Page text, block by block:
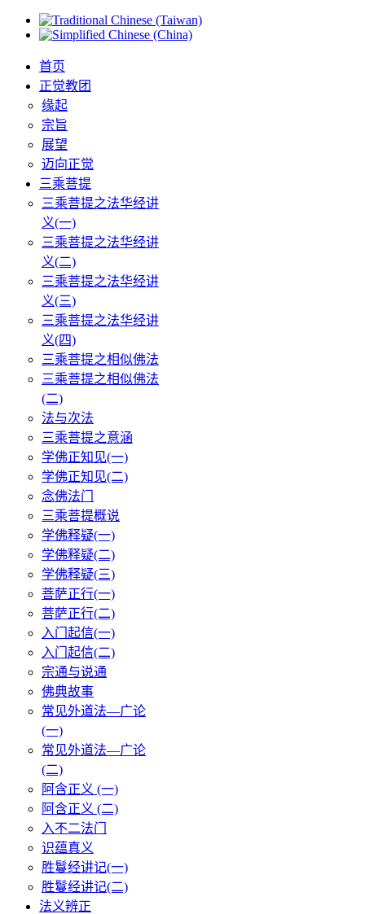
首页
正觉教团
缘起
宗旨
展望
迈向正觉
三乘菩提
三乘菩提之法华经讲
义(一)
三乘菩提之法华经讲
义(二)
三乘菩提之法华经讲
义(三)
三乘菩提之法华经讲
义(四)
三乘菩提之相似佛法
三乘菩提之相似佛法
(二)
法与次法
三乘菩提之意涵
学佛正知见(一)
学佛正知见(二)
念佛法门
三乘菩提概说
学佛释疑(一)
学佛释疑(二)
学佛释疑(三)
菩萨正行(一)
菩萨正行(二)
入门起信(一)
入门起信(二)
宗通与说通
佛典故事
常见外道法—广论
(一)
常见外道法—广论
(二)
阿含正义 (一)
阿含正义 (二)
入不二法门
识蕴真义
胜鬘经讲记(一)
胜鬘经讲记(二)
法义辨正